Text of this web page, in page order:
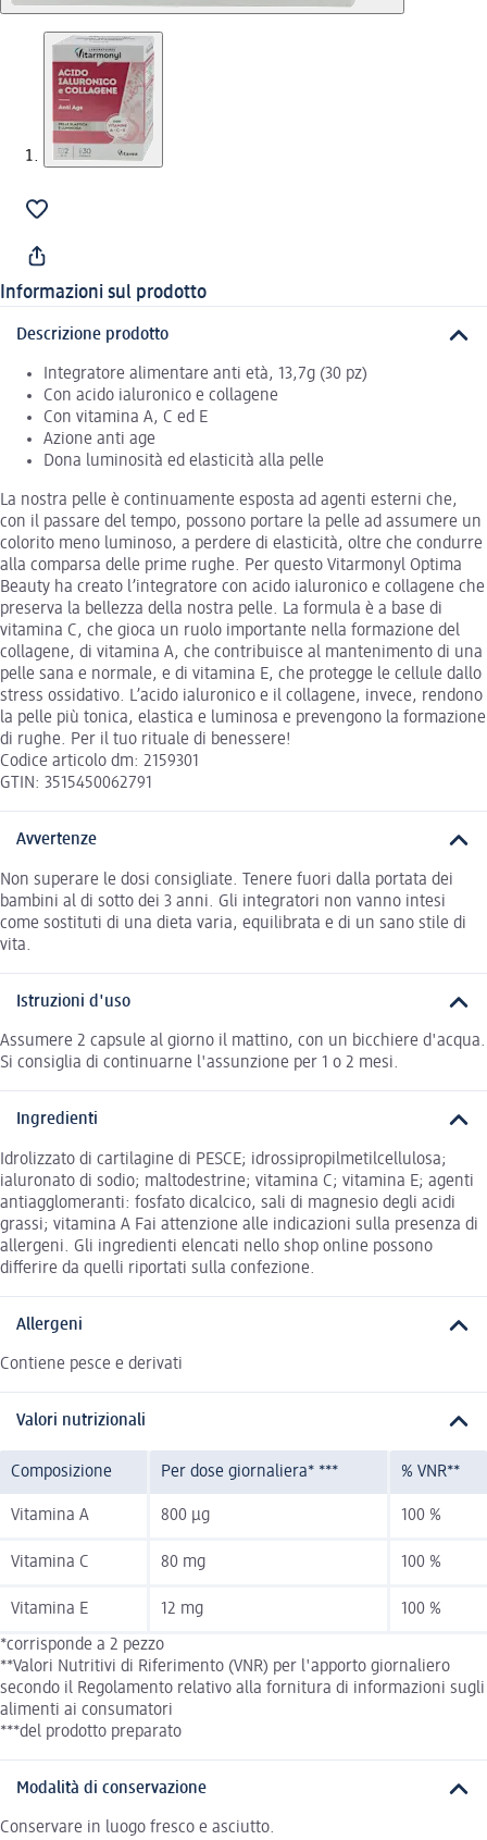
Informazioni sul prodotto
Descrizione prodotto
Integratore alimentare anti età, 13,7g (30 pz)
Con acido ialuronico e collagene
Con vitamina A, C ed E
Azione anti age
Dona luminosità ed elasticità alla pelle
La nostra pelle è continuamente esposta ad agenti esterni che,
con il passare del tempo, possono portare la pelle ad assumere un
colorito meno luminoso, a perdere di elasticità, oltre che condurre
alla comparsa delle prime rughe. Per questo Vitarmonyl Optima
Beauty ha creato l’integratore con acido ialuronico e collagene che
preserva la bellezza della nostra pelle. La formula è a base di
vitamina C, che gioca un ruolo importante nella formazione del
collagene, di vitamina A, che contribuisce al mantenimento di una
pelle sana e normale, e di vitamina E, che protegge le cellule dallo
stress ossidativo. L’acido ialuronico e il collagene, invece, rendono
la pelle più tonica, elastica e luminosa e prevengono la formazione
di rughe. Per il tuo rituale di benessere!
Codice articolo dm: 2159301
GTIN: 3515450062791
Avvertenze
Non superare le dosi consigliate. Tenere fuori dalla portata dei
bambini al di sotto dei 3 anni. Gli integratori non vanno intesi
come sostituti di una dieta varia, equilibrata e di un sano stile di
vita.
Istruzioni d'uso
Assumere 2 capsule al giorno il mattino, con un bicchiere d'acqua.
Si consiglia di continuarne l'assunzione per 1 o 2 mesi.
Ingredienti
Idrolizzato di cartilagine di PESCE; idrossipropilmetilcellulosa;
ialuronato di sodio; maltodestrine; vitamina C; vitamina E; agenti
antiagglomeranti: fosfato dicalcico, sali di magnesio degli acidi
grassi; vitamina A Fai attenzione alle indicazioni sulla presenza di
allergeni. Gli ingredienti elencati nello shop online possono
differire da quelli riportati sulla confezione.
Allergeni
Contiene pesce e derivati
Valori nutrizionali
Composizione Per dose giornaliera* *** % VNR**
Vitamina A 800 µg 100 %
Vitamina C 80 mg 100 %
Vitamina E 12 mg 100 %
*corrisponde a 2 pezzo
**Valori Nutritivi di Riferimento (VNR) per l'apporto giornaliero
secondo il Regolamento relativo alla fornitura di informazioni sugli
alimenti ai consumatori
***del prodotto preparato
Modalità di conservazione
Conservare in luogo fresco e asciutto.